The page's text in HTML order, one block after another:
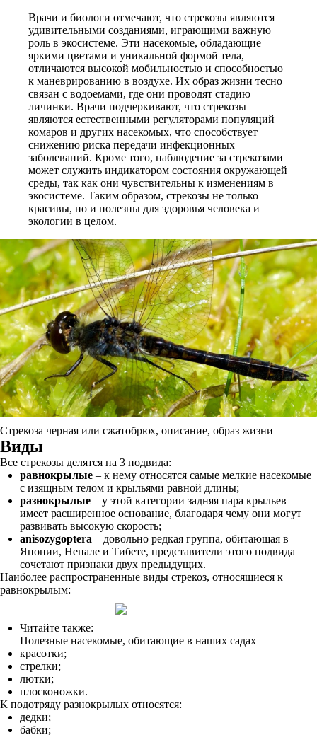
Врачи и биологи отмечают, что стрекозы являются
удивительными созданиями, играющими важную
роль в экосистеме. Эти насекомые, обладающие
яркими цветами и уникальной формой тела,
отличаются высокой мобильностью и способностью
к маневрированию в воздухе. Их образ жизни тесно
связан с водоемами, где они проводят стадию
личинки. Врачи подчеркивают, что стрекозы
являются естественными регуляторами популяций
комаров и других насекомых, что способствует
снижению риска передачи инфекционных
заболеваний. Кроме того, наблюдение за стрекозами
может служить индикатором состояния окружающей
среды, так как они чувствительны к изменениям в
экосистеме. Таким образом, стрекозы не только
красивы, но и полезны для здоровья человека и
экологии в целом.
Стрекоза черная или сжатобрюх, описание, образ жизни
Виды
Все стрекозы делятся на 3 подвида:
равнокрылые – к нему относятся самые мелкие насекомые
с изящным телом и крыльями равной длины;
разнокрылые – у этой категории задняя пара крыльев
имеет расширенное основание, благодаря чему они могут
развивать высокую скорость;
anisozygoptera – довольно редкая группа, обитающая в
Японии, Непале и Тибете, представители этого подвида
сочетают признаки двух предыдущих.
Наиболее распространенные виды стрекоз, относящиеся к
равнокрылым:
Читайте также:
Полезные насекомые, обитающие в наших садах
красотки;
стрелки;
лютки;
плосконожки.
К подотряду разнокрылых относятся:
дедки;
бабки;